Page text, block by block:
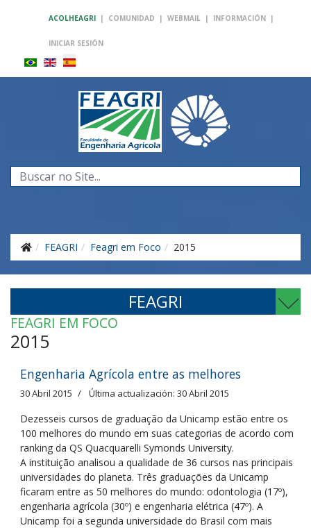
ACOLHEAGRI | COMUNIDAD | WEBMAIL | INFORMACIÓN |
INICIAR SESIÓN
Buscar...
FEAGRI Feagri em Foco 2015
FEAGRI
FEAGRI EM FOCO
2015
Engenharia Agrícola entre as melhores
30 Abril 2015 Última actualización: 30 Abril 2015
Dezesseis cursos de graduação da Unicamp estão entre os
100 melhores do mundo em suas categorias de acordo com
ranking da QS Quacquarelli Symonds University.
A instituição analisou a qualidade de 36 cursos nas principais
universidades do planeta. Três graduações da Unicamp
ficaram entre as 50 melhores do mundo: odontologia (17º),
engenharia agrícola (30º) e engenharia elétrica (47º). A
Unicamp foi a segunda universidade do Brasil com mais